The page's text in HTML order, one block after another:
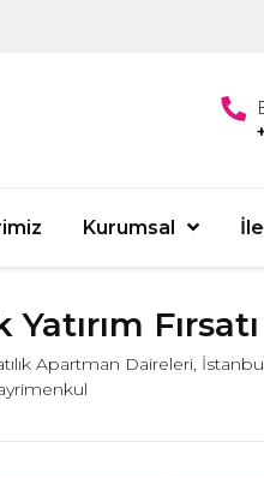
Kurumsal
Yatırım
Apartman Daireleri,